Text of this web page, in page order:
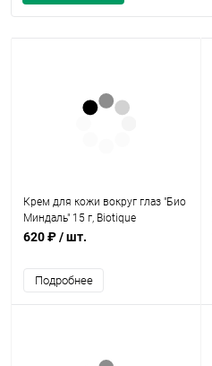
Крем для кожи вокруг глаз "Био
Миндаль" 15 г, Biotique
620 ₽/ шт.
Подробнее